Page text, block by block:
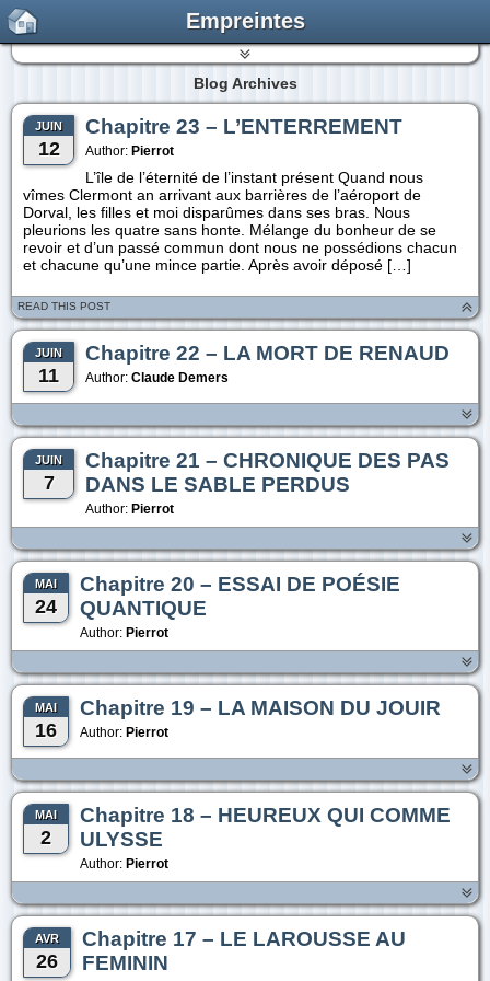
Empreintes
Blog Archives
JUIN
12
Chapitre 23 – L’ENTERREMENT
Author: Pierrot
L’île de l’éternité de l’instant présent Quand nous
vîmes Clermont an arrivant aux barrières de l’aéroport de
Dorval, les filles et moi disparûmes dans ses bras. Nous
pleurions les quatre sans honte. Mélange du bonheur de se
revoir et d’un passé commun dont nous ne possédions chacun
et chacune qu’une mince partie. Après avoir déposé […]
READ THIS POST
JUIN
11
Chapitre 22 – LA MORT DE RENAUD
Author: Claude Demers
JUIN
7
Chapitre 21 – CHRONIQUE DES PAS
DANS LE SABLE PERDUS
Author: Pierrot
MAI
24
Chapitre 20 – ESSAI DE POÉSIE
QUANTIQUE
Author: Pierrot
MAI
16
Chapitre 19 – LA MAISON DU JOUIR
Author: Pierrot
MAI
2
Chapitre 18 – HEUREUX QUI COMME
ULYSSE
Author: Pierrot
AVR
26
Chapitre 17 – LE LAROUSSE AU
FEMININ